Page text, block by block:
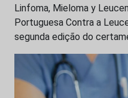
Linfoma, Mieloma y
Portuguesa Contra a
segunda edição do